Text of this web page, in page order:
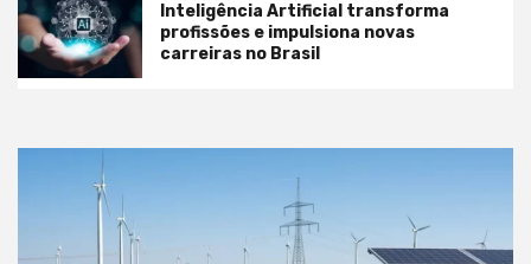
Inteligência Artificial transforma
profissões e impulsiona novas
carreiras no Brasil